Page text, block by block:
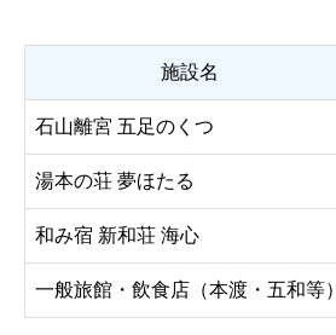
施設名
石山離宮 五足のくつ
湯本の荘 夢ほたる
和み宿 新和荘 海心
一般旅館・飲食店（本渡・五和等）